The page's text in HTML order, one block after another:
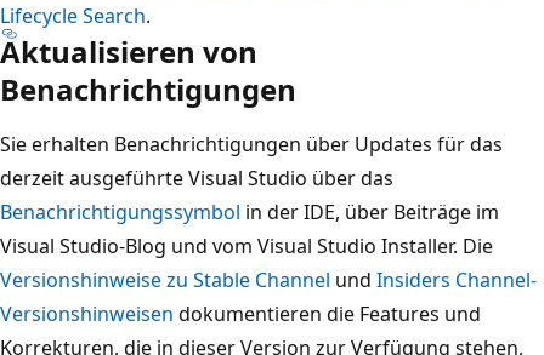
Lifecycle Search.
Aktualisieren von
Benachrichtigungen
Sie erhalten Benachrichtigungen über Updates für das
derzeit ausgeführte Visual Studio über das
Benachrichtigungssymbol in der IDE, über Beiträge im
Visual Studio-Blog und vom Visual Studio Installer. Die
Versionshinweise zu Stable Channel und Insiders Channel-
Versionshinweisen dokumentieren die Features und
Korrekturen, die in dieser Version zur Verfügung stehen,